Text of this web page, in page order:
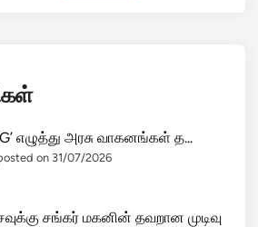
எழுத்து அரசு வாகனங்கள் த...
on 31/07/2026
சங்கர் மகனின் தவறான முடிவு